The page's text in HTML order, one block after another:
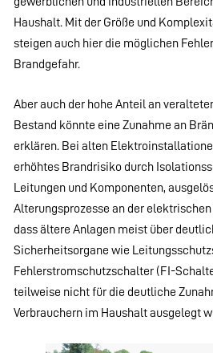
Haushalt. Mit der Größe und
steigen auch hier die möglichen
Brandgefahr.
Aber auch der hohe Anteil an
Bestand könnte eine Zunahme an
erklären. Bei alten
erhöhtes Brandrisiko durch
Leitungen und Komponenten,
Alterungsprozesse an der
dass ältere Anlagen meist über
Sicherheitsorgane wie
Fehlerstromschutzschalter (FI-
teilweise nicht für die deutliche
Verbrauchern im Haushalt ausgelegt